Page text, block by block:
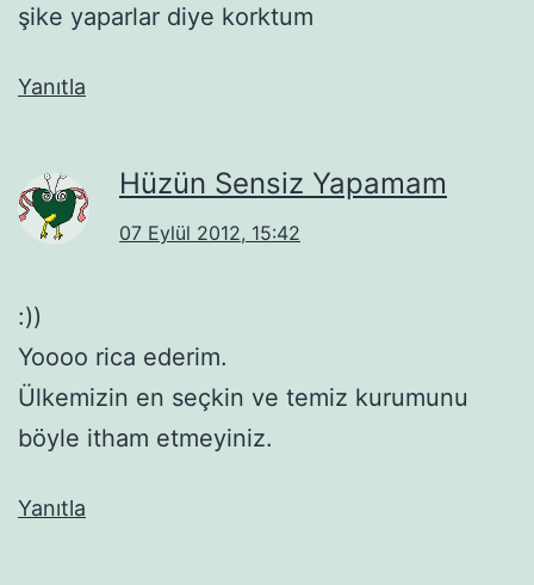
şike yaparlar diye korktum
Yanıtla
Hüzün Sensiz Yapamam
07 Eylül 2012, 15:42
:))
Yoooo rica ederim.
Ülkemizin en seçkin ve temiz kurumunu
böyle itham etmeyiniz.
Yanıtla